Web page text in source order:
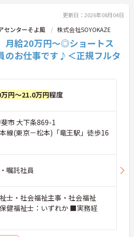
れています
レッシュ休暇と有給を組
ライベートを満喫できま
て「くるみん認定」を取
こども休暇など支援体制
大手法人ならではの手厚
す】
する過去実績最大105万円
の手厚い扶養手当を支給
れる独自の「ツクイPLU
制度を完備しています
色や髪型をはじめネイルや
り自分らしさを大切に働
ューター（指導担当者）
ォローするため新しい環
資格取得・自己啓発支援制
更新日：2026年08月04日
センターそよ風 株式会社SOYOKAZE
月給20万円～◎ショートス
のお仕事です♪＜正規フルタ
円～21.0万円程度
市 大下条869-1
線(東京－松本)「竜王駅」徒歩16
嘱託社員
士・社会福祉主事・社会福祉
健福祉士：いずれか ■実務経